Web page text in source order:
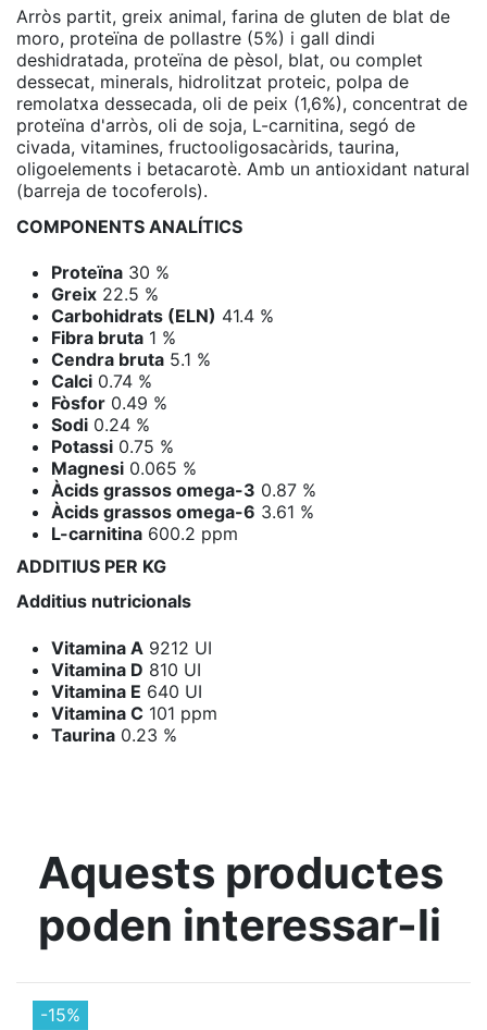
Arròs partit, greix animal, farina de gluten de blat de
moro, proteïna de pollastre (5%) i gall dindi
deshidratada, proteïna de pèsol, blat, ou complet
dessecat, minerals, hidrolitzat proteic, polpa de
remolatxa dessecada, oli de peix (1,6%), concentrat de
proteïna d'arròs, oli de soja, L-carnitina, segó de
civada, vitamines, fructooligosacàrids, taurina,
oligoelements i betacarotè. Amb un antioxidant natural
(barreja de tocoferols).
COMPONENTS ANALÍTICS
Proteïna 30 %
Greix 22.5 %
Carbohidrats (ELN) 41.4 %
Fibra bruta 1 %
Cendra bruta 5.1 %
Calci 0.74 %
Fòsfor 0.49 %
Sodi 0.24 %
Potassi 0.75 %
Magnesi 0.065 %
Àcids grassos omega-3 0.87 %
Àcids grassos omega-6 3.61 %
L-carnitina 600.2 ppm
ADDITIUS PER KG
Additius nutricionals
Vitamina A 9212 UI
Vitamina D 810 UI
Vitamina E 640 UI
Vitamina C 101 ppm
Taurina 0.23 %
Aquests productes
poden interessar-li
-15%